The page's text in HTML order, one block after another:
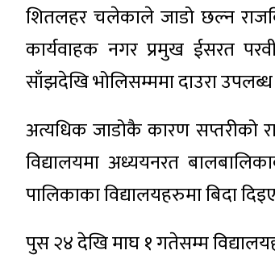
शितलहर चलेकाले जाडो छल्न
कार्यवाहक नगर प्रमुख ईसरत
साँझदेखि भोलिसम्ममा दाउरा
अत्यधिक जाडोकै कारण सप्तरीको
विद्यालयमा अध्ययनरत
पालिकाका विद्यालयहरुमा बिदा
पुस २४ देखि माघ १ गतेसम्म